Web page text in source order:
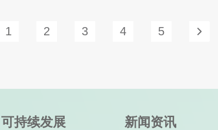
1 2 3 4 5
可持续发展 新闻资讯